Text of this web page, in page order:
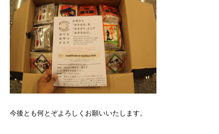
今後とも何とぞよろしくお願いいたします。